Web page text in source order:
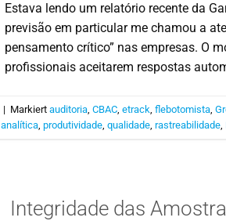
Estava lendo um relatório recente da
previsão em particular me chamou a
pensamento crítico” nas empresas. O
profissionais aceitarem respostas
| Markiertauditoria ,CBAC ,etrack ,flebotomista ,
analítica ,produtividade ,qualidade ,rastreabilidade
Integridade das